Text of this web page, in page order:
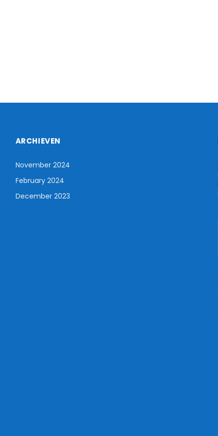
ARCHIEVEN
November 2024
February 2024
December 2023